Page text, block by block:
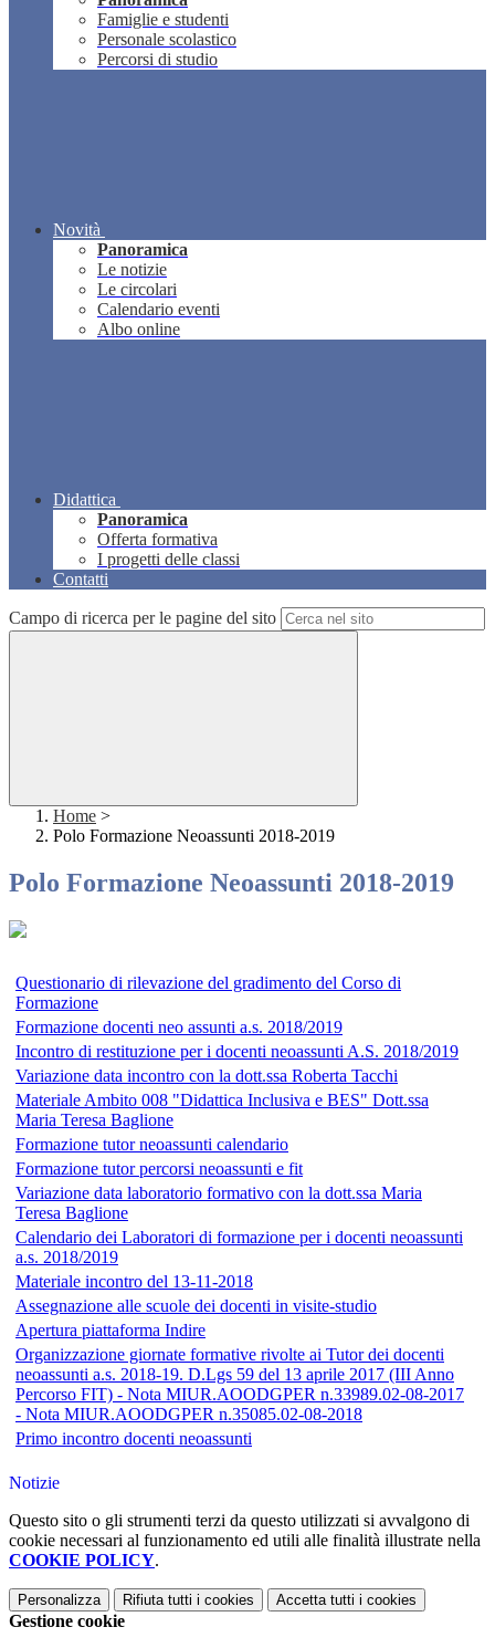
Famiglie e studenti
Personale scolastico
Percorsi di studio
Novità
Panoramica
Le notizie
Le circolari
Calendario eventi
Albo online
Didattica
Panoramica
Offerta formativa
I progetti delle classi
Contatti
Campo di ricerca per le pagine del sito
Home >
Polo Formazione Neoassunti 2018-2019
Polo Formazione Neoassunti 2018-2019
Questionario di rilevazione del gradimento del Corso di
Formazione
Formazione docenti neo assunti a.s. 2018/2019
Incontro di restituzione per i docenti neoassunti A.S. 2018/2019
Variazione data incontro con la dott.ssa Roberta Tacchi
Materiale Ambito 008 "Didattica Inclusiva e BES" Dott.ssa
Maria Teresa Baglione
Formazione tutor neoassunti calendario
Formazione tutor percorsi neoassunti e fit
Variazione data laboratorio formativo con la dott.ssa Maria
Teresa Baglione
Calendario dei Laboratori di formazione per i docenti neoassunti
a.s. 2018/2019
Materiale incontro del 13-11-2018
Assegnazione alle scuole dei docenti in visite-studio
Apertura piattaforma Indire
Organizzazione giornate formative rivolte ai Tutor dei docenti
neoassunti a.s. 2018-19. D.Lgs 59 del 13 aprile 2017 (III Anno
Percorso FIT) - Nota MIUR.AOODGPER n.33989.02-08-2017
- Nota MIUR.AOODGPER n.35085.02-08-2018
Primo incontro docenti neoassunti
Notizie
Questo sito o gli strumenti terzi da questo utilizzati si avvalgono di
cookie necessari al funzionamento ed utili alle finalità illustrate nella
COOKIE POLICY.
Personalizza Rifiuta tutti i cookies Accetta tutti i cookies
Gestione cookie